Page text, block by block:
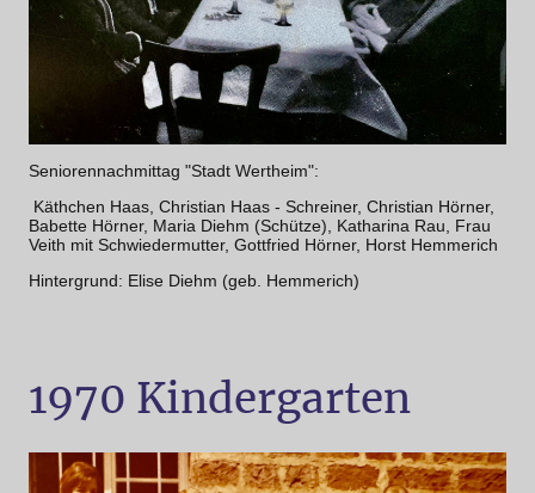
Seniorennachmittag "Stadt Wertheim":
Käthchen Haas, Christian Haas - Schreiner, Christian Hörner,
Babette Hörner, Maria Diehm (Schütze), Katharina Rau, Frau
Veith mit Schwiedermutter, Gottfried Hörner, Horst Hemmerich
Hintergrund: Elise Diehm (geb. Hemmerich)
1970 Kindergarten